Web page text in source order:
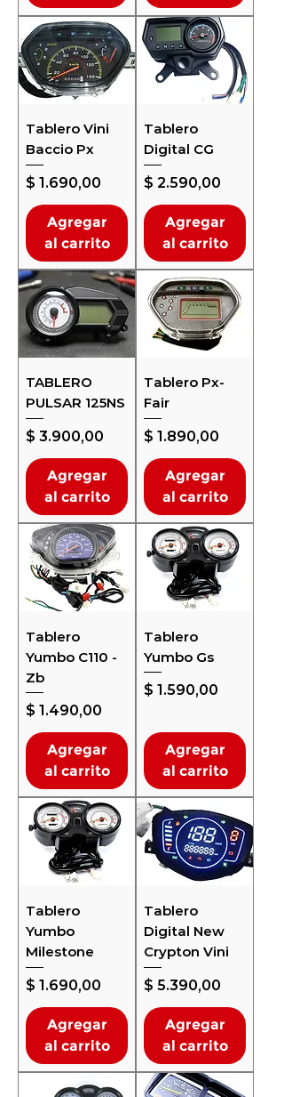
Tablero Vini
Baccio Px
Precio
$ 1.690,00
Agregar
al carrito
Tablero
Digital CG
Precio
$ 2.590,00
Agregar
al carrito
TABLERO
PULSAR 125NS
Precio
$ 3.900,00
Agregar
al carrito
Tablero Px-
Fair
Precio
$ 1.890,00
Agregar
al carrito
Tablero
Yumbo C110 -
Zb
Precio
$ 1.490,00
Agregar
al carrito
Tablero
Yumbo Gs
Precio
$ 1.590,00
Agregar
al carrito
Tablero
Yumbo
Milestone
Precio
$ 1.690,00
Agregar
al carrito
Tablero
Digital New
Crypton Vini
Precio
$ 5.390,00
Agregar
al carrito